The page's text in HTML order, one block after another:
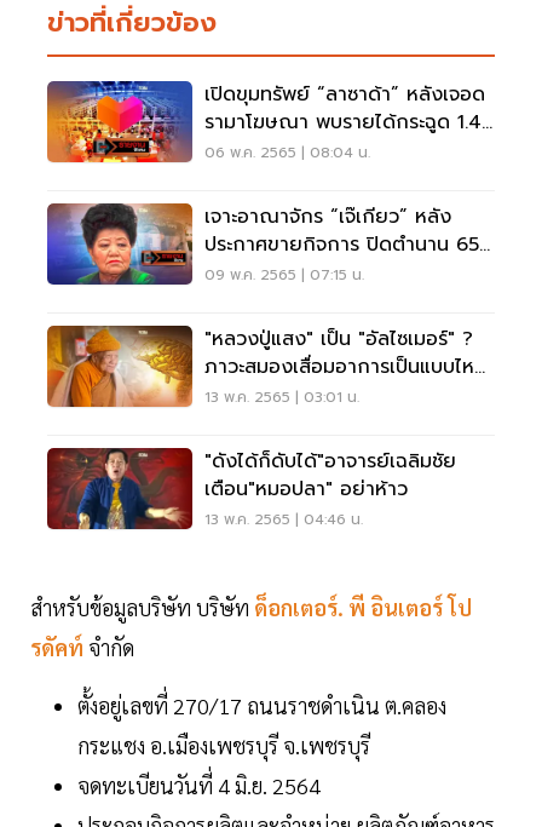
ข่าวที่เกี่ยวข้อง
เปิดขุมทรัพย์ “ลาซาด้า” หลังเจอด
รามาโฆษณา พบรายได้กระฉูด 1.4
หมื่นล้าน
06 พ.ค. 2565 | 08:04 น.
เจาะอาณาจักร “เจ๊เกียว” หลัง
ประกาศขายกิจการ ปิดตำนาน 65
ปี เชิดชัยทัวร์
09 พ.ค. 2565 | 07:15 น.
"หลวงปู่แสง" เป็น "อัลไซเมอร์" ?
ภาวะสมองเสื่อมอาการเป็นแบบไหน
รักษาได้ไหม
13 พ.ค. 2565 | 03:01 น.
"ดังได้ก็ดับได้"อาจารย์เฉลิมชัย
เตือน"หมอปลา" อย่าห้าว
13 พ.ค. 2565 | 04:46 น.
สำหรับข้อมูลบริษัท บริษัท ด็อกเตอร์. พี อินเตอร์ โป
รดัคท์ จำกัด
ตั้งอยู่เลขที่ 270/17 ถนนราชดำเนิน ต.คลอง
กระแชง อ.เมืองเพชรบุรี จ.เพชรบุรี
จดทะเบียนวันที่ 4 มิ.ย. 2564